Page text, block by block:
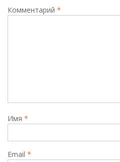
Комментарий *
Имя *
Email *